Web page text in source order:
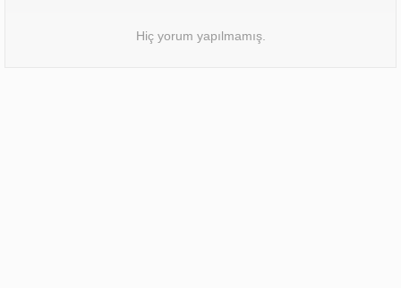
Hiç yorum yapılmamış.